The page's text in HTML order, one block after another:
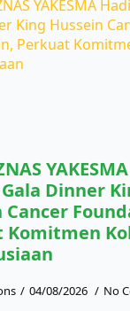
Dinner
Cancer
Komitmen
04/08/2026 No